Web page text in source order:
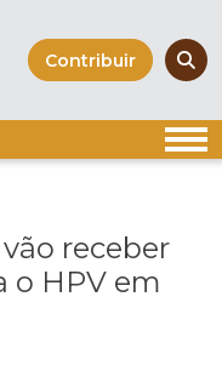
Contribuir
receber
o HPV em